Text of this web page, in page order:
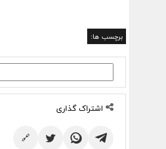
برچسب ها:
اشتراک گذاری
🔗